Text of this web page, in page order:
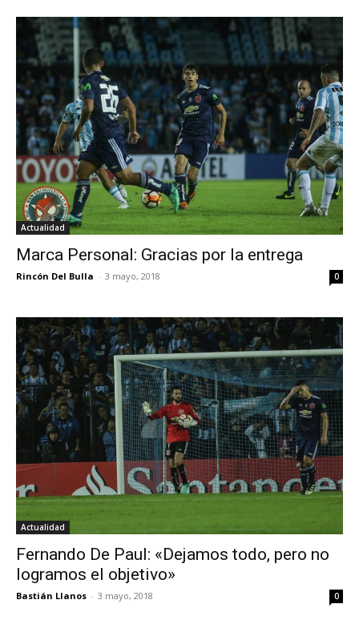
Actualidad
Marca Personal: Gracias por la entrega
Rincón Del Bulla - 3 mayo, 2018 0
Actualidad
Fernando De Paul: «Dejamos todo, pero no
logramos el objetivo»
Bastián Llanos - 3 mayo, 2018 0